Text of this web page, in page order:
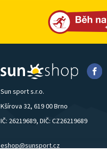
Sun sport s.r.o.
Kšírova 32, 619 00 Brno
IČ: 26219689, DIČ: CZ26219689
eshop@sunsport.cz